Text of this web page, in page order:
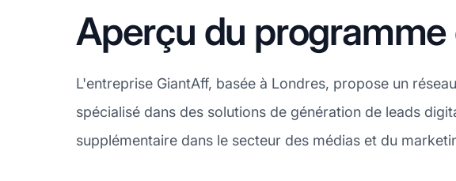
Aperçu du
L'entreprise GiantAff, basée à Londres, propose un
spécialisé dans des solutions de génération de leads
supplémentaire dans le secteur des médias et du